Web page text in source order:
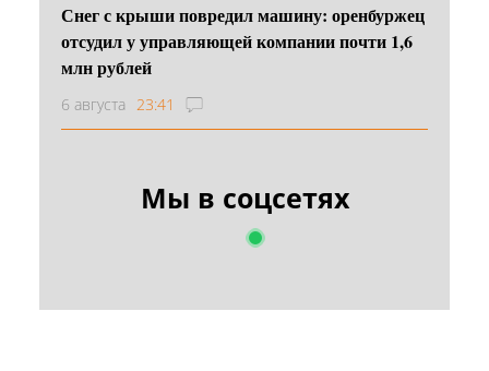
Снег с крыши повредил машину: оренбуржец
отсудил у управляющей компании почти 1,6
млн рублей
6 августа 23:41
Мы в соцсетях